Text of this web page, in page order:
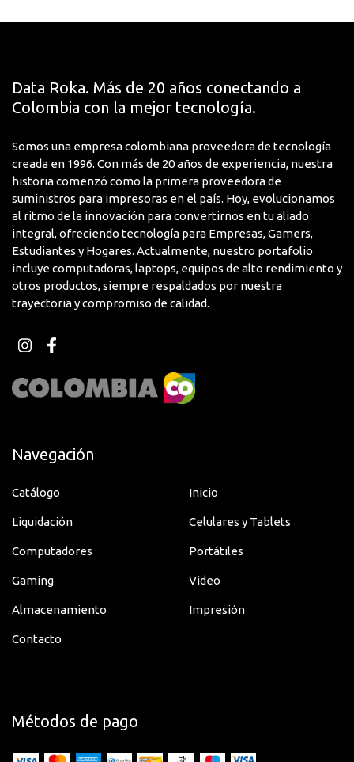
total con herramientas profesionales
Data Roka. Más de 20 años conectando a
Colombia con la mejor tecnología.
Somos una empresa colombiana proveedora de tecnología
creada en 1996. Con más de 20 años de experiencia, nuestra
historia comenzó como la primera proveedora de
suministros para impresoras en el país. Hoy, evolucionamos
al ritmo de la innovación para convertirnos en tu aliado
integral, ofreciendo tecnología para Empresas, Gamers,
Estudiantes y Hogares. Actualmente, nuestro portafolio
incluye computadoras, laptops, equipos de alto rendimiento y
otros productos, siempre respaldados por nuestra
trayectoria y compromiso de calidad.
Navegación
Catálogo Inicio
Liquidación Celulares y Tablets
Computadores Portátiles
Gaming Video
Almacenamiento Impresión
Contacto
Métodos de pago